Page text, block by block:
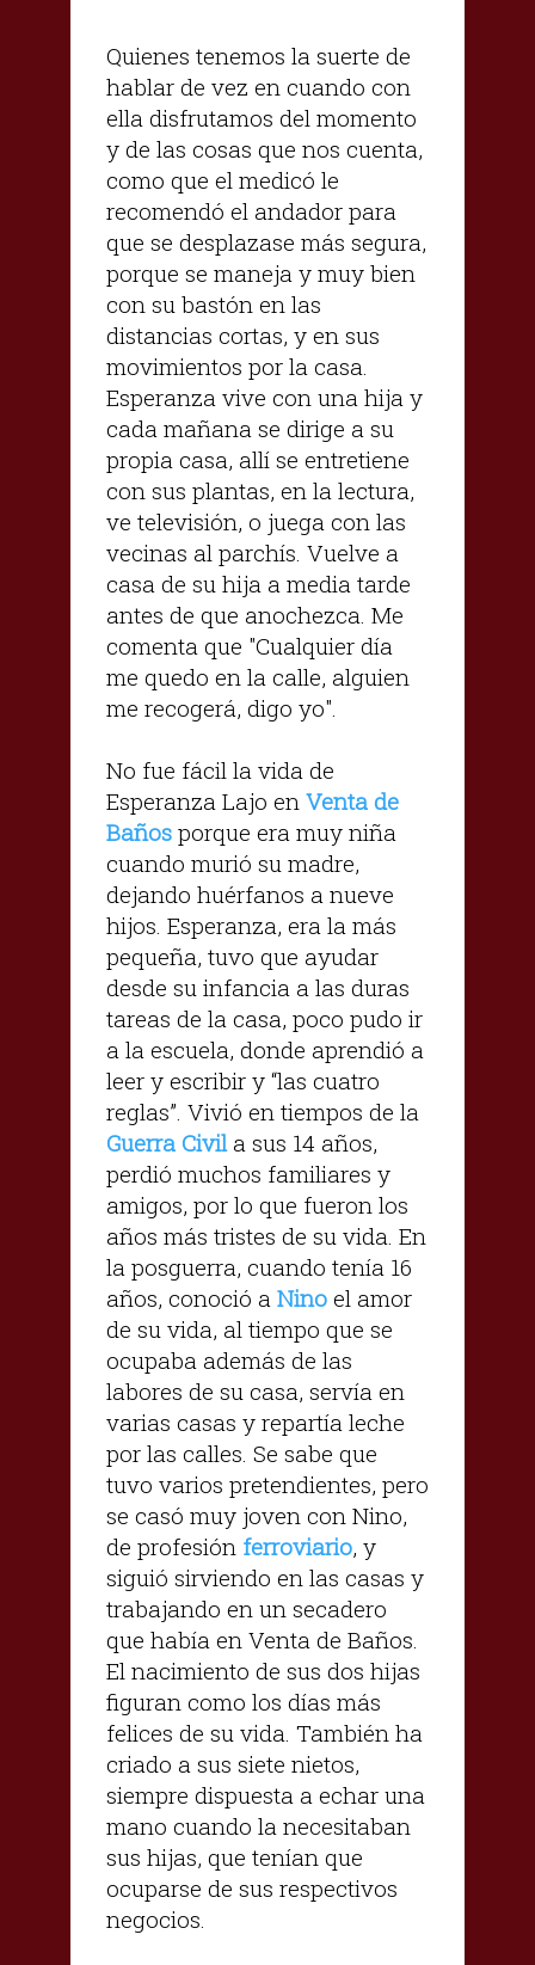
Quienes tenemos la suerte de
hablar de vez en cuando con
ella disfrutamos del momento
y de las cosas que nos cuenta,
como que el medicó le
recomendó el andador para
que se desplazase más segura,
porque se maneja y muy bien
con su bastón en las
distancias cortas, y en sus
movimientos por la casa.
Esperanza vive con una hija y
cada mañana se dirige a su
propia casa, allí se entretiene
con sus plantas, en la lectura,
ve televisión, o juega con las
vecinas al parchís. Vuelve a
casa de su hija a media tarde
antes de que anochezca. Me
comenta que "Cualquier día
me quedo en la calle, alguien
me recogerá, digo yo".
No fue fácil la vida de
Esperanza Lajo en Venta de
Baños porque era muy niña
cuando murió su madre,
dejando huérfanos a nueve
hijos. Esperanza, era la más
pequeña, tuvo que ayudar
desde su infancia a las duras
tareas de la casa, poco pudo ir
a la escuela, donde aprendió a
leer y escribir y “las cuatro
reglas”. Vivió en tiempos de la
Guerra Civila sus 14 años,
perdió muchos familiares y
amigos, por lo que fueron los
años más tristes de su vida. En
la posguerra, cuando tenía 16
años, conoció a Nino el amor
de su vida, al tiempo que se
ocupaba además de las
labores de su casa, servía en
varias casas y repartía leche
por las calles. Se sabe que
tuvo varios pretendientes, pero
se casó muy joven con Nino,
de profesión ferroviario, y
siguió sirviendo en las casas y
trabajando en un secadero
que había en Venta de Baños.
El nacimiento de sus dos hijas
figuran como los días más
felices de su vida. También ha
criado a sus siete nietos,
siempre dispuesta a echar una
mano cuando la necesitaban
sus hijas, que tenían que
ocuparse de sus respectivos
negocios.